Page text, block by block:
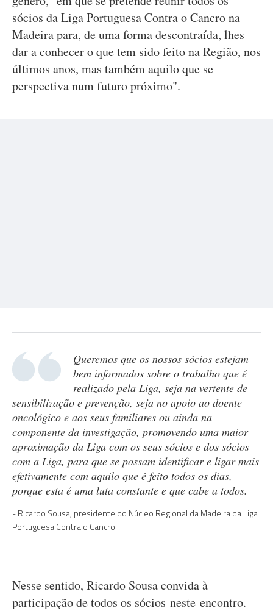
sócios da Liga Portuguesa Contra o Cancro na
Madeira para, de uma forma descontraída, lhes
dar a conhecer o que tem sido feito na Região, nos
últimos anos, mas também aquilo que se
perspectiva num futuro próximo".
Queremos que os nossos sócios estejam
bem informados sobre o trabalho que é
realizado pela Liga, seja na vertente de
sensibilização e prevenção, seja no apoio ao doente
oncológico e aos seus familiares ou ainda na
componente da investigação, promovendo uma maior
aproximação da Liga com os seus sócios e dos sócios
com a Liga, para que se possam identificar e ligar mais
efetivamente com aquilo que é feito todos os dias,
porque esta é uma luta constante e que cabe a todos.
Ricardo Sousa, presidente do Núcleo Regional da Madeira da Liga
Portuguesa Contra o Cancro
Nesse sentido, Ricardo Sousa convida à
participação de todos os sócios neste encontro.